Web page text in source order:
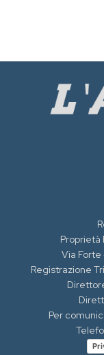
Proprietà
Via
Registrazione
Per